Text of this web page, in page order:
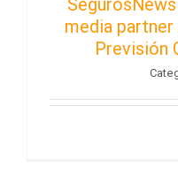
media
Previsión